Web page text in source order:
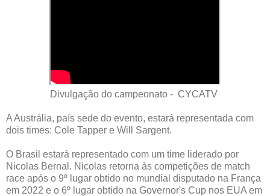
Divulgação do campeonato - CYCATV
A Austrália, país sede do evento, estará representada com
dois times: Cole Tapper e Will Sargent.
O Brasil estará representado com um time liderado por
Nicolas Bernal. Nicolas retorna às competições de match
race após o 9º lugar obtido no mundial disputado na França
em 2022 e o 6º lugar obtido na Governor's Cup nos EUA em